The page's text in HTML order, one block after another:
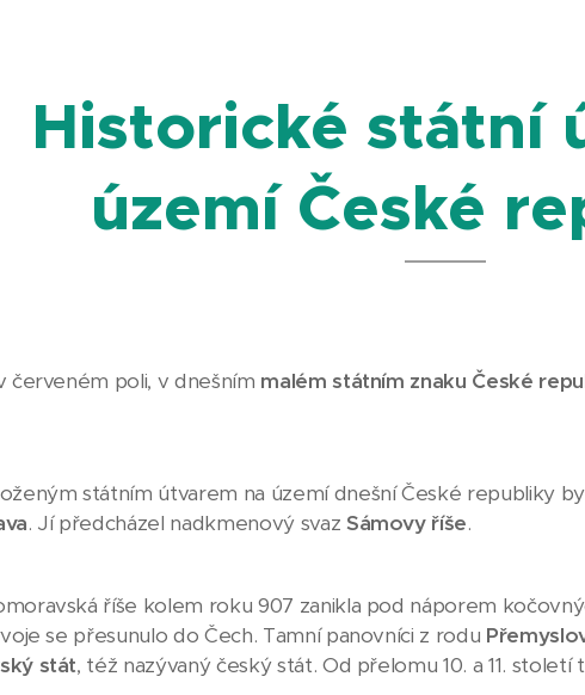
Historické státní
území České
červeném poli, v dnešním malém státním znaku České
státním útvarem na území dnešní České republiky
. Jí předcházel nadkmenový svaz Sámovy říše.
říše kolem roku 907 zanikla pod náporem
se přesunulo do Čech. Tamní panovníci z rodu
stát, též nazývaný český stát. Od přelomu 10. a 11.